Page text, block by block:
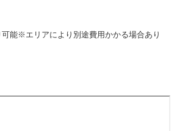
能※エリアにより別途費用かかる場合あり